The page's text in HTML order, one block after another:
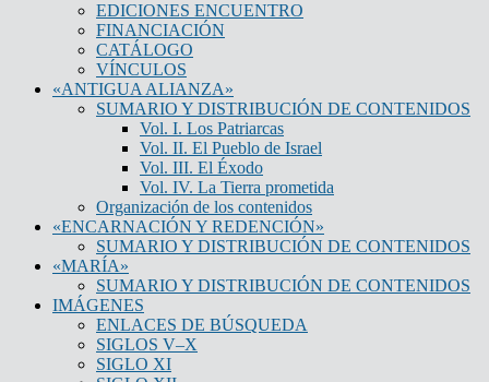
EDICIONES ENCUENTRO
FINANCIACIÓN
CATÁLOGO
VÍNCULOS
«ANTIGUA ALIANZA»
SUMARIO Y DISTRIBUCIÓN DE CONTENIDOS
Vol. I. Los Patriarcas
Vol. II. El Pueblo de Israel
Vol. III. El Éxodo
Vol. IV. La Tierra prometida
Organización de los contenidos
«ENCARNACIÓN Y REDENCIÓN»
SUMARIO Y DISTRIBUCIÓN DE CONTENIDOS
«MARÍA»
SUMARIO Y DISTRIBUCIÓN DE CONTENIDOS
IMÁGENES
ENLACES DE BÚSQUEDA
SIGLOS V–X
SIGLO XI